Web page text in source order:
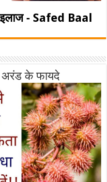
- Safed Baal
के फायदे